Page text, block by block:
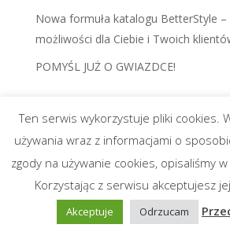
Nowa formuła katalogu BetterStyle –
możliwości dla Ciebie i Twoich
POMYŚL JUŻ O GWIAZDCE!
© Copyright Katarzyna Smołka |
Click 360
Ten serwis wykorzystuje pliki cookies.
używania wraz z informacjami o
zgody na używanie cookies, opisaliśmy
Korzystając z serwisu akceptujesz
Akceptuje Odrzucam